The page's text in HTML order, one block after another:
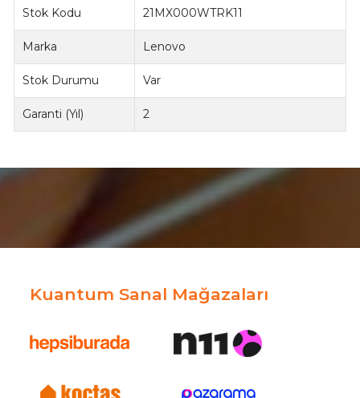
Stok Kodu 21MX000WTRK11
Marka Lenovo
Stok Durumu Var
Garanti (Yıl) 2
Kuantum Sanal Mağazaları